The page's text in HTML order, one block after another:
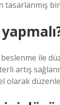
beslenme ile
artış
olarak